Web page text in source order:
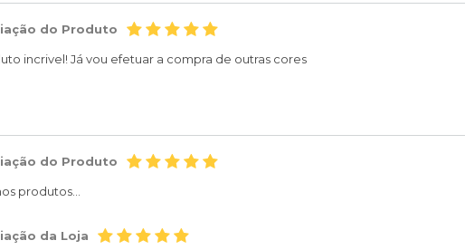
do Produto
incrivel! Já vou efetuar a compra de outras cores
do Produto
produtos...
da Loja